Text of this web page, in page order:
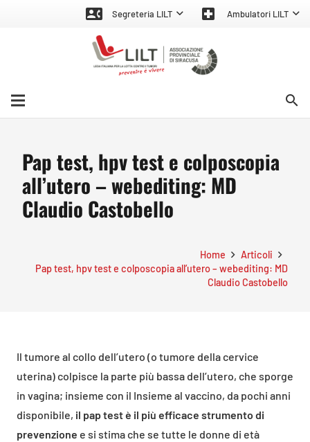
contact_phone Segreteria LILT local_hospital Ambulatori LILT
search
Pap test, hpv test e colposcopia
all’utero – webediting: MD
Claudio Castobello
Home
Articoli
Pap test, hpv test e colposcopia all’utero – webediting: MD
Claudio Castobello
Il tumore al collo dell’utero (o tumore della cervice
uterina) colpisce la parte più bassa dell’utero, che sporge
in vagina; insieme con il Insieme al vaccino, da pochi anni
disponibile, il pap test è il più efficace strumento di
prevenzione e si stima che se tutte le donne di età